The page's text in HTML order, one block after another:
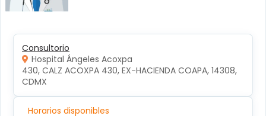
Consultorio
Hospital Ángeles Acoxpa
430, CALZ ACOXPA 430, EX-HACIENDA COAPA, 14308,
CDMX
Horarios disponibles